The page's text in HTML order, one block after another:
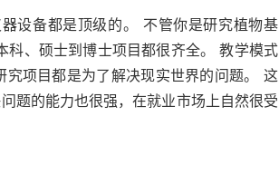
设备都是顶级的。 不管你是研究植物基
科、硕士到博士项目都很齐全。 教学模式
项目都是为了解决现实世界的问题。 这
题的能力也很强，在就业市场上自然很受